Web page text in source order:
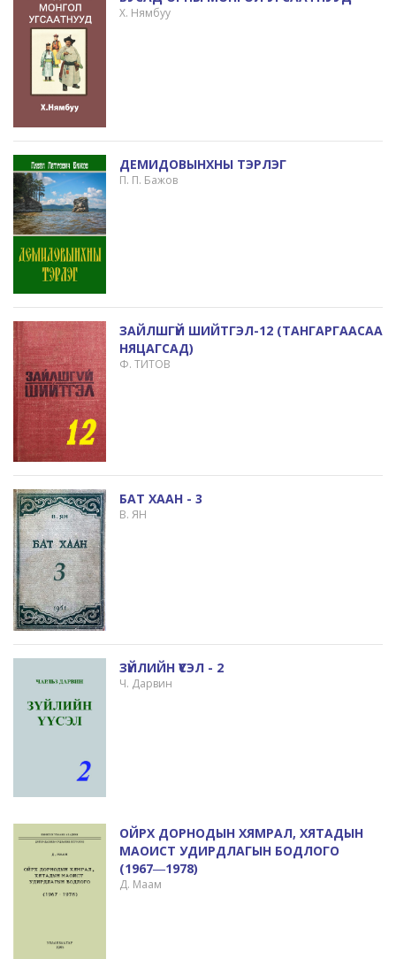
Х. Нямбуу
ДЕМИДОВЫНХНЫ ТЭРЛЭГ
П. П. Бажов
ЗАЙЛШГҮЙ ШИЙТГЭЛ-12 (ТАНГАРГААСАА
НЯЦАГСАД)
Ф. ТИТОВ
БАТ ХААН - 3
В. ЯН
ЗҮЙЛИЙН ҮҮСЭЛ - 2
Ч. Дарвин
ОЙРХ ДОРНОДЫН ХЯМРАЛ, ХЯТАДЫН
МАОИСТ УДИРДЛАГЫН БОДЛОГО
(1967―1978)
Д. Маам